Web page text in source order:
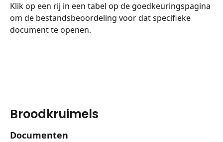
Klik op een rij in een tabel op de goedkeuringspagina
om de bestandsbeoordeling voor dat specifieke
document te openen.
Broodkruimels
Documenten